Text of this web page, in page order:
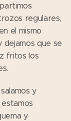
regulares,
el mismo
dejamos que se
fritos los
y
y